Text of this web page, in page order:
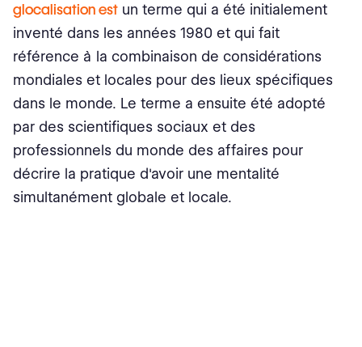
glocalisation est un terme qui a été initialement
inventé dans les années 1980 et qui fait
référence à la combinaison de considérations
mondiales et locales pour des lieux spécifiques
dans le monde. Le terme a ensuite été adopté
par des scientifiques sociaux et des
professionnels du monde des affaires pour
décrire la pratique d'avoir une mentalité
simultanément globale et locale.